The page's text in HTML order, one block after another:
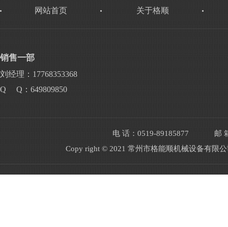
网站首页 关于格顺
销售一部
刘经理：17768353368
Q Q：649809850
电 话：0519-89185877
邮
Copy right © 2021 常州市格能顺机械设备有限